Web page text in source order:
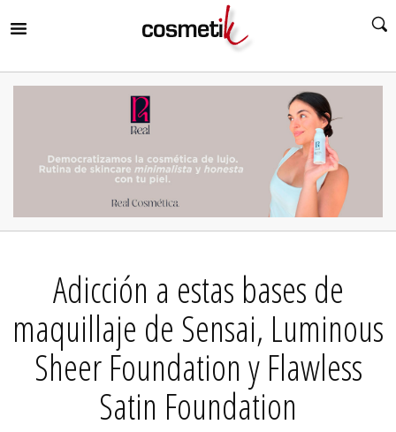
Adicción a estas bases de
maquillaje de Sensai, Luminous
Sheer Foundation y Flawless
Satin Foundation